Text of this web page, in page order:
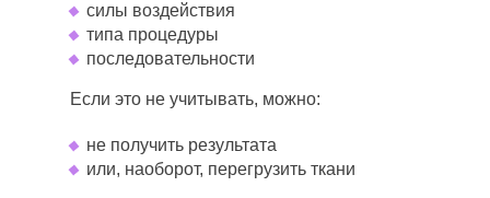
силы воздействия
типа процедуры
последовательности
Если это не учитывать, можно:
не получить результата
или, наоборот, перегрузить ткани